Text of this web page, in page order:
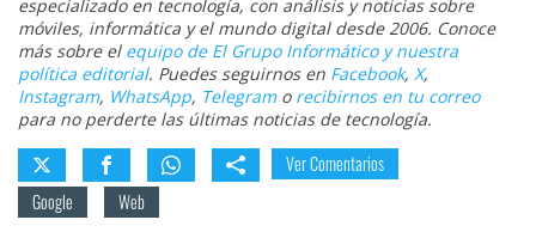
especializado en tecnología, con análisis y noticias sobre
móviles, informática y el mundo digital desde 2006. Conoce
más sobre el equipo de El Grupo Informático y nuestra
política editorial. Puedes seguirnos en Facebook, X,
Instagram, WhatsApp, Telegramo recibirnos en tu correo
para no perderte las últimas noticias de tecnología.
Ver Comentarios
Google
Web